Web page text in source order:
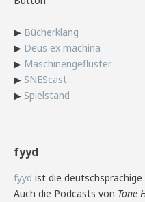
▶ Bücherklang
▶ Deus ex machina
▶ Maschinengeflüster
▶ SNEScast
▶ Spielstand
fyyd
fyyd ist die
Auch die Podcasts von Tone